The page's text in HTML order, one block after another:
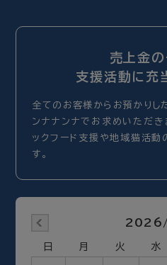
売上金
支援活動に充
全てのお客様からお預かりし
ンナナンナでお求めいただき
ックフード支援や地域猫活動
す。
日 月 火 水